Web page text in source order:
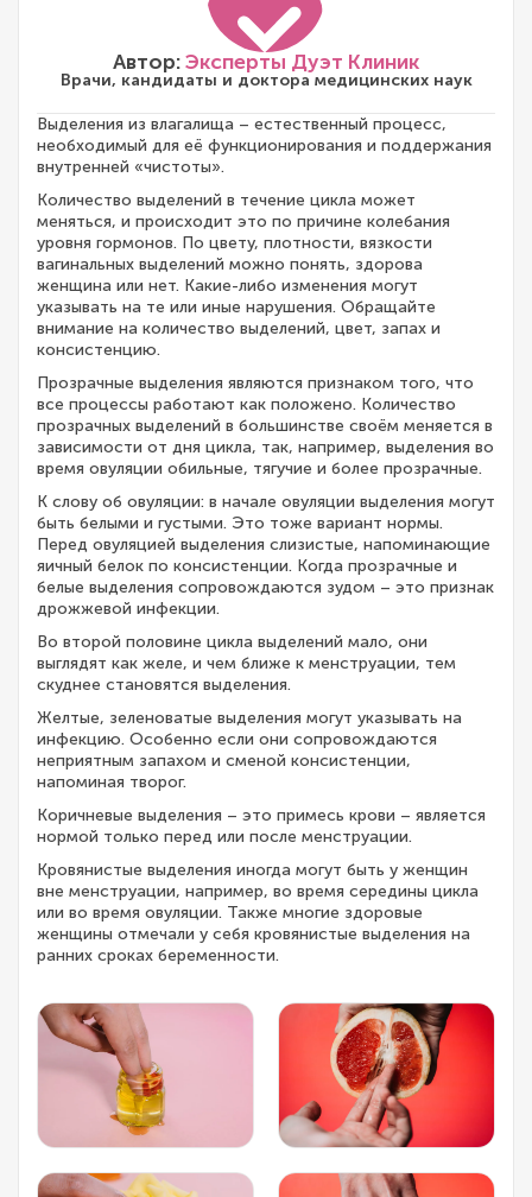
Автор:Эксперты Дуэт Клиник
Врачи, кандидаты и доктора медицинских наук
Выделения из влагалища – естественный процесс,
необходимый для её функционирования и поддержания
внутренней «чистоты».
Количество выделений в течение цикла может
меняться, и происходит это по причине колебания
уровня гормонов. По цвету, плотности, вязкости
вагинальных выделений можно понять, здорова
женщина или нет. Какие-либо изменения могут
указывать на те или иные нарушения. Обращайте
внимание на количество выделений, цвет, запах и
консистенцию.
Прозрачные выделения являются признаком того, что
все процессы работают как положено. Количество
прозрачных выделений в большинстве своём меняется в
зависимости от дня цикла, так, например, выделения во
время овуляции обильные, тягучие и более прозрачные.
К слову об овуляции: в начале овуляции выделения могут
быть белыми и густыми. Это тоже вариант нормы.
Перед овуляцией выделения слизистые, напоминающие
яичный белок по консистенции. Когда прозрачные и
белые выделения сопровождаются зудом – это признак
дрожжевой инфекции.
Во второй половине цикла выделений мало, они
выглядят как желе, и чем ближе к менструации, тем
скуднее становятся выделения.
Желтые, зеленоватые выделения могут указывать на
инфекцию. Особенно если они сопровождаются
неприятным запахом и сменой консистенции,
напоминая творог.
Коричневые выделения – это примесь крови – является
нормой только перед или после менструации.
Кровянистые выделения иногда могут быть у женщин
вне менструации, например, во время середины цикла
или во время овуляции. Также многие здоровые
женщины отмечали у себя кровянистые выделения на
ранних сроках беременности.